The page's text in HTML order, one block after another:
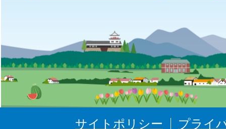
ゅ
う
ぜ
サイトポリシー
プライ